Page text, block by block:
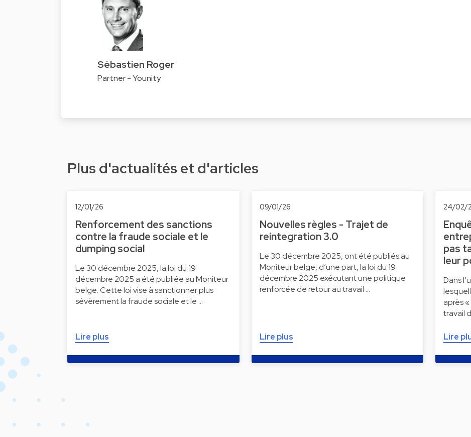
Sébastien Roger
Partner - Younity
Plus d'actualités et d'articles
12/01/26
Renforcement des sanctions
contre la fraude sociale et le
dumping social
Le 30 décembre 2025, la loi du 19
décembre 2025 a été publiée au Moniteur
belge. Cette loi vise à sanctionner plus
sévèrement la fraude sociale et le …
Lire plus
09/01/26
Nouvelles règles - Trajet de
reintegration 3.0
Le 30 décembre 2025, ont été publiés au
Moniteur belge, d’une part, la loi du 19
décembre 2025 exécutant une politique
renforcée de retour au travail …
Lire plus
24/02/
pas
leur
Dans
après
travail
Lire